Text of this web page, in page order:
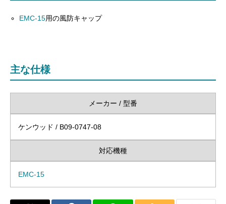
EMC-15用の風防キャップ
主な仕様
メーカー / 型番
ケンウッド / B09-0747-08
対応機種
EMC-15